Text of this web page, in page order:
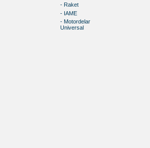
- Raket
- IAME
- Motordelar
Universal